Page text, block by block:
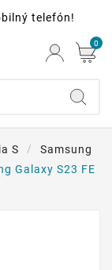
telefón!
0
S
Samsung
Galaxy S23 FE